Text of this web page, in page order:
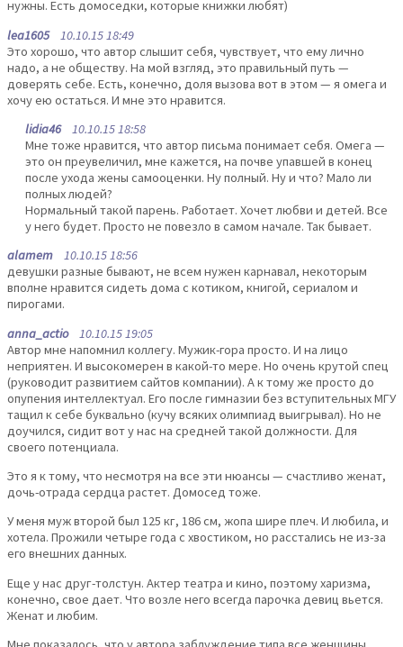
нужны. Есть домоседки, которые книжки любят)
lea160510.10.15 18:49
Это хорошо, что автор слышит себя, чувствует, что ему лично
надо, а не обществу. На мой взгляд, это правильный путь —
доверять себе. Есть, конечно, доля вызова вот в этом — я омега и
хочу ею остаться. И мне это нравится.
lidia4610.10.15 18:58
Мне тоже нравится, что автор письма понимает себя. Омега —
это он преувеличил, мне кажется, на почве упавшей в конец
после ухода жены самооценки. Ну полный. Ну и что? Мало ли
полных людей?
Нормальный такой парень. Работает. Хочет любви и детей. Все
у него будет. Просто не повезло в самом начале. Так бывает.
alamem 10.10.15 18:56
девушки разные бывают, не всем нужен карнавал, некоторым
вполне нравится сидеть дома с котиком, книгой, сериалом и
пирогами.
anna_actio10.10.15 19:05
Автор мне напомнил коллегу. Мужик-гора просто. И на лицо
неприятен. И высокомерен в какой-то мере. Но очень крутой спец
(руководит развитием сайтов компании). А к тому же просто до
опупения интеллектуал. Его после гимназии без вступительных МГУ
тащил к себе буквально (кучу всяких олимпиад выигрывал). Но не
доучился, сидит вот у нас на средней такой должности. Для
своего потенциала.
Это я к тому, что несмотря на все эти нюансы — счастливо женат,
дочь-отрада сердца растет. Домосед тоже.
У меня муж второй был 125 кг, 186 см, жопа шире плеч. И любила, и
хотела. Прожили четыре года с хвостиком, но расстались не из-за
его внешних данных.
Еще у нас друг-толстун. Актер театра и кино, поэтому харизма,
конечно, свое дает. Что возле него всегда парочка девиц вьется.
Женат и любим.